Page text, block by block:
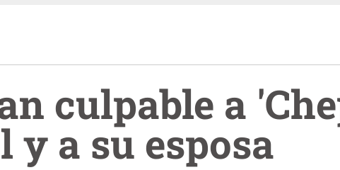
culpable a
y a su esposa